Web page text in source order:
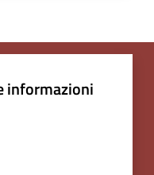
informazioni